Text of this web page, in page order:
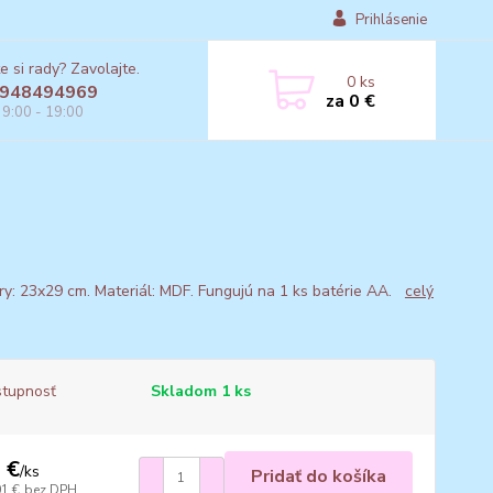
Prihlásenie
si rady? Zavolajte.
- 19:00
0ks
za 0 €
23x29 cm. Materiál: MDF. Fungujú na 1 ks batérie AA. celý
Skladom 1 ks
€/ks
€ bez DPH
Pridať do košíka